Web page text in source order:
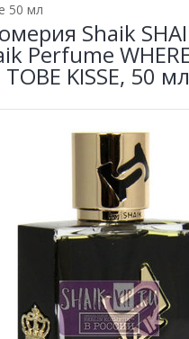
50 мл
Shaik
Perfume
KISSE, 50 мл